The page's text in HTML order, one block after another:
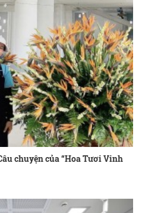
chuyện của “Hoa Tươi Vinh